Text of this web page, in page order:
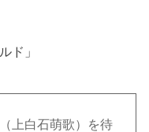
ド」
上白石萌歌）を待